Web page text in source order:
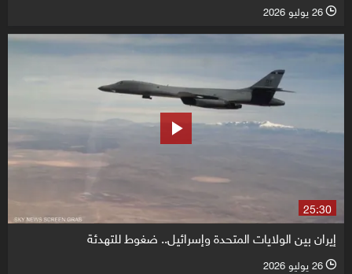
l 26 يوليو 2026
25:30
إيران بين الولايات المتحدة وإسرائيل.. ضغوط للتهدئة
l 26 يوليو 2026